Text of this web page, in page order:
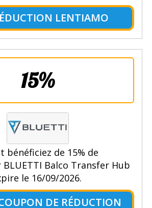
LENTIAMO
15%
bénéficiez de 15% de
Balco Transfer Hub
le 16/09/2026.
DE RÉDUCTION